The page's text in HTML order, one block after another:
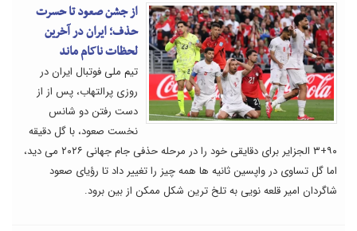
از جشن صعود تا حسرت
حذف؛ ایران در آخرین
لحظات ناکام ماند
تیم ملی فوتبال ایران در
روزی پرالتهاب، پس از از
دست رفتن دو شانس
نخست صعود، با گل دقیقه
۹۰+۳ الجزایر برای دقایقی خود را در مرحله حذفی جام جهانی ۲۰۲۶ می دید،
اما گل تساوی در واپسین ثانیه ها همه چیز را تغییر داد تا رؤیای صعود
شاگردان امیر قلعه نویی به تلخ ترین شکل ممکن از بین برود.